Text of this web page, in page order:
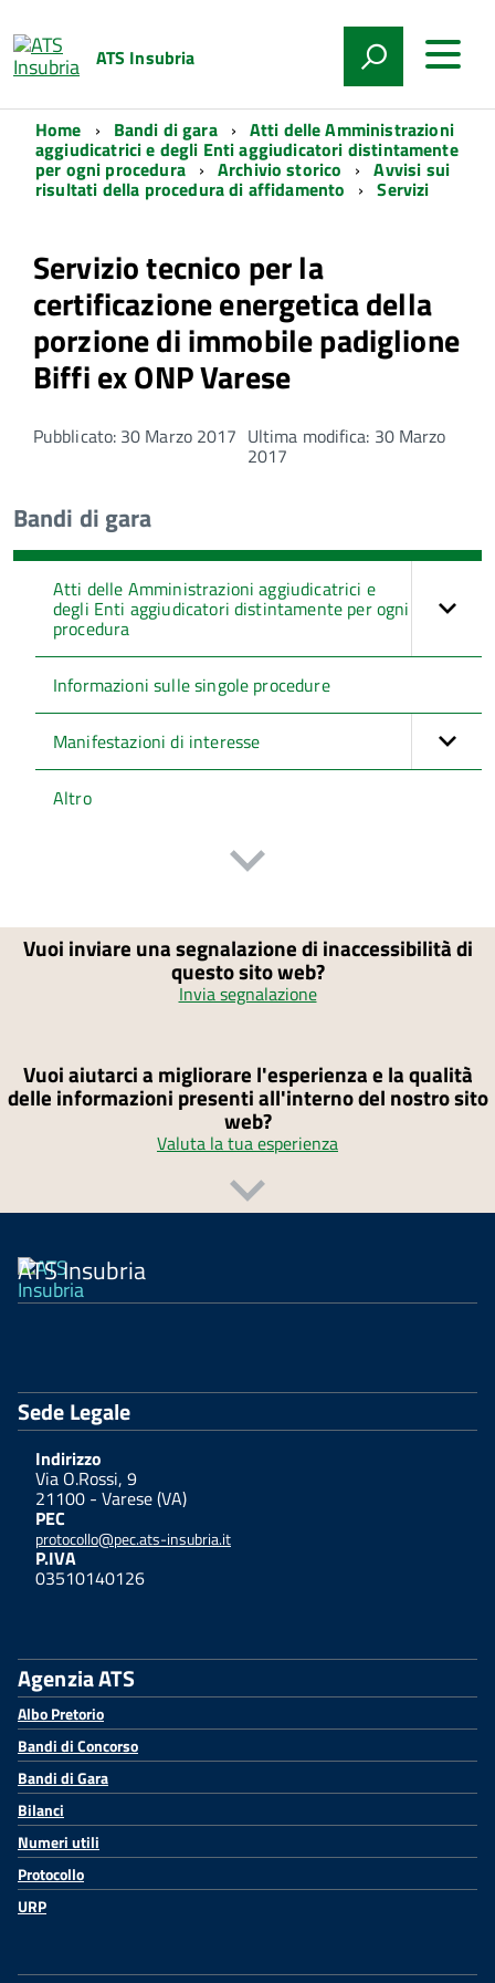
ATS Insubria
Home Bandi di gara Atti delle Amministrazioni
aggiudicatrici e degli Enti aggiudicatori distintamente
per ogni procedura Archivio storico Avvisi sui
risultati della procedura di affidamento Servizi
Servizio tecnico per la
certificazione energetica della
porzione di immobile padiglione
Biffi ex ONP Varese
Pubblicato: 30 Marzo 2017 Ultima modifica: 30 Marzo
2017
Bandi di gara
Atti delle Amministrazioni aggiudicatrici e
degli Enti aggiudicatori distintamente per ogni
procedura
Informazioni sulle singole procedure
Manifestazioni di interesse
Altro
Vuoi inviare una segnalazione di inaccessibilità di
questo sito web?
Invia segnalazione
Vuoi aiutarci a migliorare l'esperienza e la qualità
delle informazioni presenti all'interno del nostro sito
web?
Valuta la tua esperienza
ATS Insubria
Sede Legale
Indirizzo
Via O.Rossi, 9
21100 - Varese (VA)
PEC
protocollo@pec.ats-insubria.it
P.IVA
03510140126
Agenzia ATS
Albo Pretorio
Bandi di Concorso
Bandi di Gara
Bilanci
Numeri utili
Protocollo
URP